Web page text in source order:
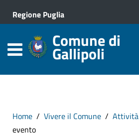
Regione Puglia
Comune di
Gallipoli
Home Vivere il Comune Attività
evento